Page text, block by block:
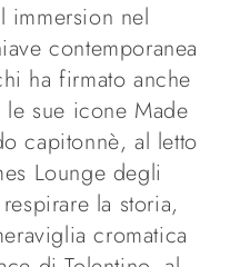
immersion nel
contemporanea
ha firmato anche
le sue icone Made
capitonnè, al letto
Lounge degli
la storia,
cromatica